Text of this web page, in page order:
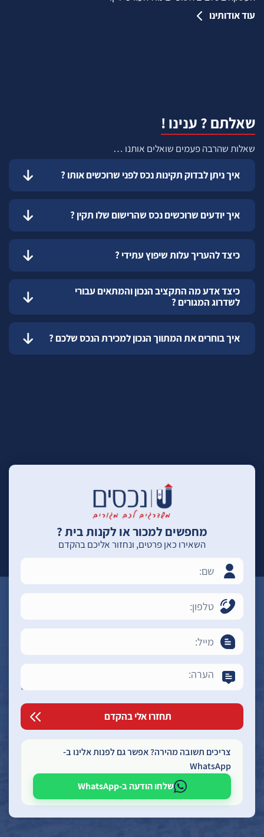
עוד אודותינו
שאלתם ? ענינו !
שאלות שהרבה פעמים שואלים אותנו …
איך ניתן לבדוק תקינות נכס לפני שרוכשים אותו ?
איך יודעים שרוכשים נכס שהרישום שלו תקין ?
כיצד להעריך עלות שיפוץ עתידי ?
כיצד אדע מה התקציב הנכון והמתאים עבורי
לשדרוג המגורים ?
איך בוחרים את המתווך הנכון למכירת הנכס שלכם ?
מחפשים למכור או לקנות בית ?
השאירו כאן פרטים, ונחזור אליכם בהקדם
צריכים תשובה מהירה? אפשר גם לפנות אלינו ב-
WhatsApp
שלחו הודעה ב-WhatsApp